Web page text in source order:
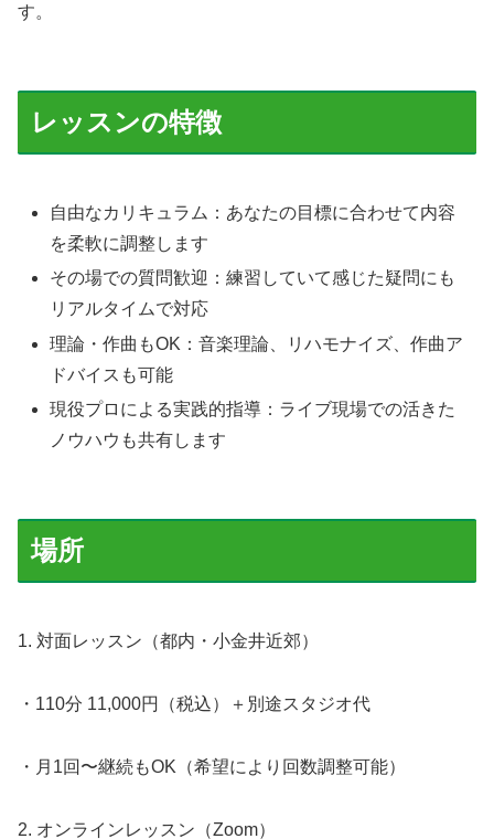
す。
レッスンの特徴
自由なカリキュラム：あなたの目標に合わせて内容
を柔軟に調整します
その場での質問歓迎：練習していて感じた疑問にも
リアルタイムで対応
理論・作曲もOK：音楽理論、リハモナイズ、作曲ア
ドバイスも可能
現役プロによる実践的指導：ライブ現場での活きた
ノウハウも共有します
場所
1. 対面レッスン（都内・小金井近郊）
・110分 11,000円（税込）＋別途スタジオ代
・月1回〜継続もOK（希望により回数調整可能）
2. オンラインレッスン（Zoom）